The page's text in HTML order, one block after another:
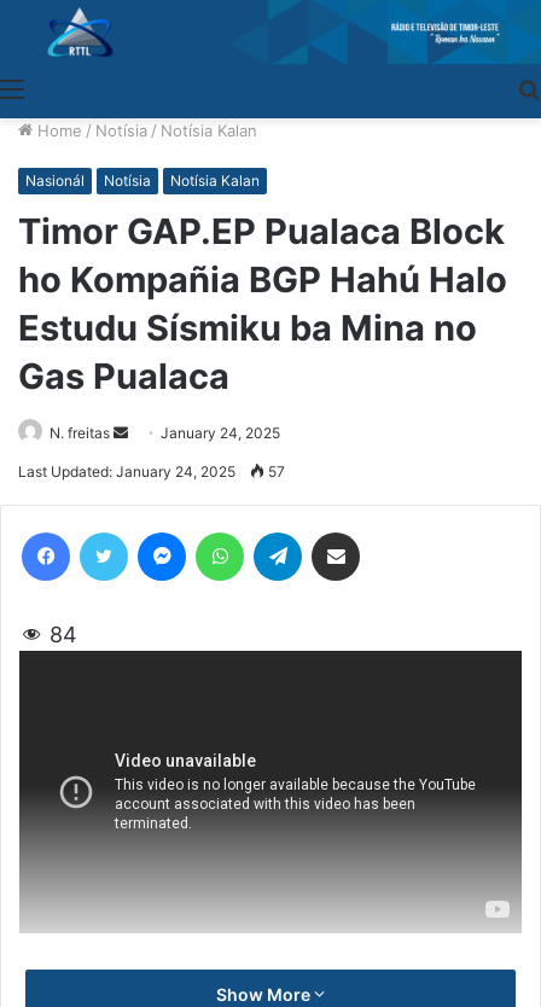
Home / Notísia / Notísia Kalan
Nasionál Notísia Notísia Kalan
Timor GAP.EP Pualaca Block
ho Kompañia BGP Hahú Halo
Estudu Sísmiku ba Mina no
Gas Pualaca
N. freitas
SendJanuary 24, 2025
Last Updated: January 24, 2025 57
84
Show More